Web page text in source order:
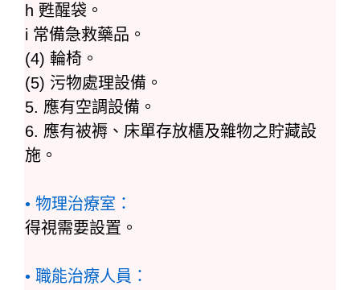
h 甦醒袋。
i 常備急救藥品。
(4) 輪椅。
(5) 污物處理設備。
5. 應有空調設備。
6. 應有被褥、床單存放櫃及雜物之貯藏設
施。
• 物理治療室：
得視需要設置。
• 職能治療人員：